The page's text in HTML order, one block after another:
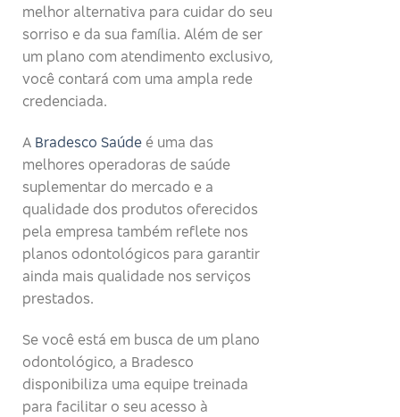
melhor alternativa para cuidar do seu
sorriso e da sua família. Além de ser
um plano com atendimento exclusivo,
você contará com uma ampla rede
credenciada.
A Bradesco Saúde é uma das
melhores operadoras de saúde
suplementar do mercado e a
qualidade dos produtos oferecidos
pela empresa também reflete nos
planos odontológicos para garantir
ainda mais qualidade nos serviços
prestados.
Se você está em busca de um plano
odontológico, a Bradesco
disponibiliza uma equipe treinada
para facilitar o seu acesso à